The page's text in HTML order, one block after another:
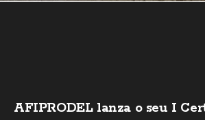
AFIPRODEL lanza o seu I